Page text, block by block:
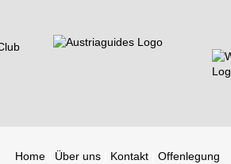
Home Über uns Kontakt Offenlegung